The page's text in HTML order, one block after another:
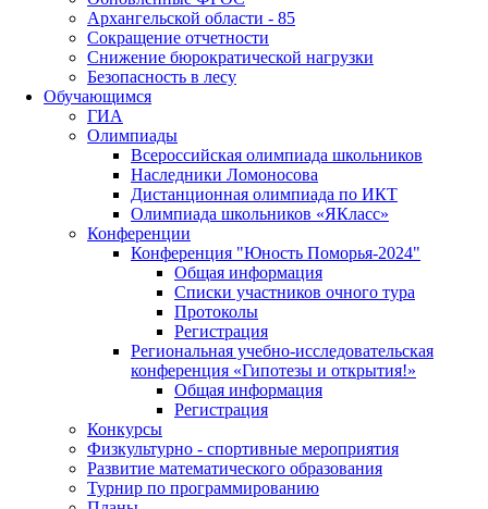
Архангельской области - 85
Сокращение отчетности
Снижение бюрократической нагрузки
Безопасность в лесу
Обучающимся
ГИА
Олимпиады
Всероссийская олимпиада школьников
Наследники Ломоносова
Дистанционная олимпиада по ИКТ
Олимпиада школьников «ЯКласс»
Конференции
Конференция "Юность Поморья-2024"
Общая информация
Списки участников очного тура
Протоколы
Регистрация
Региональная учебно-исследовательская
конференция «Гипотезы и открытия!»
Общая информация
Регистрация
Конкурсы
Физкультурно - спортивные мероприятия
Развитие математического образования
Турнир по программированию